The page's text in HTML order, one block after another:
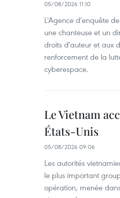
05/08/2026 11:10
L'Agence d'enquête
une chanteuse et un
droits d'auteur et aux
renforcement de la
cyberespace.
Le Vietnam
États-Unis
05/08/2026 09:06
Les autorités
le plus important
opération, menée